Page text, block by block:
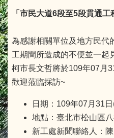
「市民大道6段至5段貫通
為感謝相關單位及地方民代
工期間所造成的不便並一起
柯市長文哲將於109年07月
歡迎蒞臨採訪~
日期：109年07月31
地點：臺北市松山區
新工處新聞聯絡人：